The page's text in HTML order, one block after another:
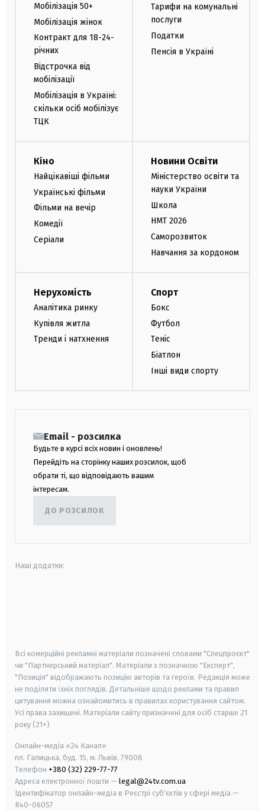
Мобілізація 50+
Мобілізація жінок
Контракт для 18-24-
річних
Відстрочка від
мобілізації
Мобілізація в Україні:
скільки осіб мобілізує
ТЦК
Тарифи на комунальні
послуги
Податки
Пенсія в Україні
Кіно
Найцікавіші фільми
Українські фільми
Фільми на вечір
Комедії
Серіали
Новини Освіти
Міністерство освіти та
науки України
Школа
НМТ 2026
Саморозвиток
Навчання за кордоном
Нерухомість
Аналітика ринку
Купівля житла
Тренди і натхнення
Спорт
Бокс
Футбол
Теніс
Біатлон
Інші види спорту
Email - розсилка
Будьте в курсі всіх новин і оновлень!
Перейдіть на сторінку наших розсилок, щоб
обрати ті, що відповідають вашим
інтересам.
ДО РОЗСИЛОК
Наші додатки:
Всі комерційні рекламні матеріали позначені словами "Спецпроєкт"
чи "Партнерський матеріал". Матеріали з позначкою "Експерт",
"Позиція" відображають позицію авторів та героїв. Редакція може
не поділяти їхніх поглядів. Детальніше щодо реклами та правил
цитування можна ознайомитись в правилах користування сайтом.
Усі права захищені. Матеріали сайту призначені для осіб старше 21
року (21+)
Онлайн-медіа «24 Канал»
пл. Галицька, буд. 15, м. Львів, 79008
Телефон +380 (32) 229-77-77
Адреса електронної пошти — legal@24tv.com.ua
Ідентифікатор онлайн-медіа в Реєстрі суб'єктів у сфері медіа —
R40-06057